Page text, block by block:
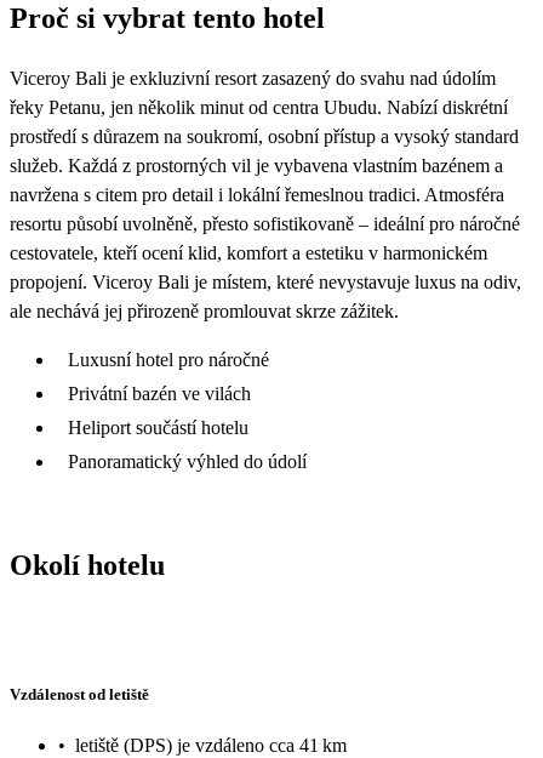
Proč si vybrat tento hotel
Viceroy Bali je exkluzivní resort zasazený do svahu nad údolím
řeky Petanu, jen několik minut od centra Ubudu. Nabízí diskrétní
prostředí s důrazem na soukromí, osobní přístup a vysoký standard
služeb. Každá z prostorných vil je vybavena vlastním bazénem a
navržena s citem pro detail i lokální řemeslnou tradici. Atmosféra
resortu působí uvolněně, přesto sofistikovaně – ideální pro náročné
cestovatele, kteří ocení klid, komfort a estetiku v harmonickém
propojení. Viceroy Bali je místem, které nevystavuje luxus na odiv,
ale nechává jej přirozeně promlouvat skrze zážitek.
Luxusní hotel pro náročné
Privátní bazén ve vilách
Heliport součástí hotelu
Panoramatický výhled do údolí
Okolí hotelu
Vzdálenost od letiště
• letiště (DPS) je vzdáleno cca 41 km